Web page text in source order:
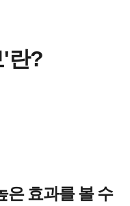
란?
은 효과를 볼 수